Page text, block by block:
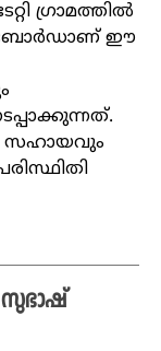
ഗ്രാമത്തില്‍
ഈ
സഹായവും
സുഭാഷ്